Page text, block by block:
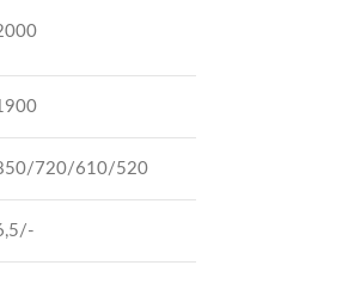
720/610/520